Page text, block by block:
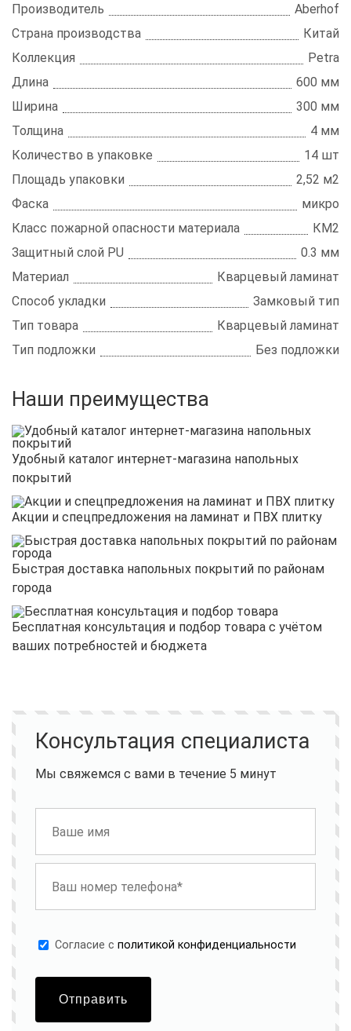
Производитель
Aberhof
Страна производства
Китай
Коллекция
Petra
Длина
600 мм
Ширина
300 мм
Толщина
4 мм
Количество в упаковке
14 шт
Площадь упаковки
2,52 м2
Фаска
микро
Класс пожарной опасности материала
КМ2
Защитный слой PU
0.3 мм
Материал
Кварцевый ламинат
Способ укладки
Замковый тип
Тип товара
Кварцевый ламинат
Тип подложки
Без подложки
Наши преимущества
Удобный каталог интернет-магазина напольных
покрытий
Акции и спецпредложения на ламинат и ПВХ плитку
Быстрая доставка напольных покрытий по районам
города
Бесплатная консультация и подбор товара с учётом
ваших потребностей и бюджета
Консультация специалиста
Мы свяжемся с вами в течение 5 минут
Cогласие сполитикой конфиденциальности
Отправить